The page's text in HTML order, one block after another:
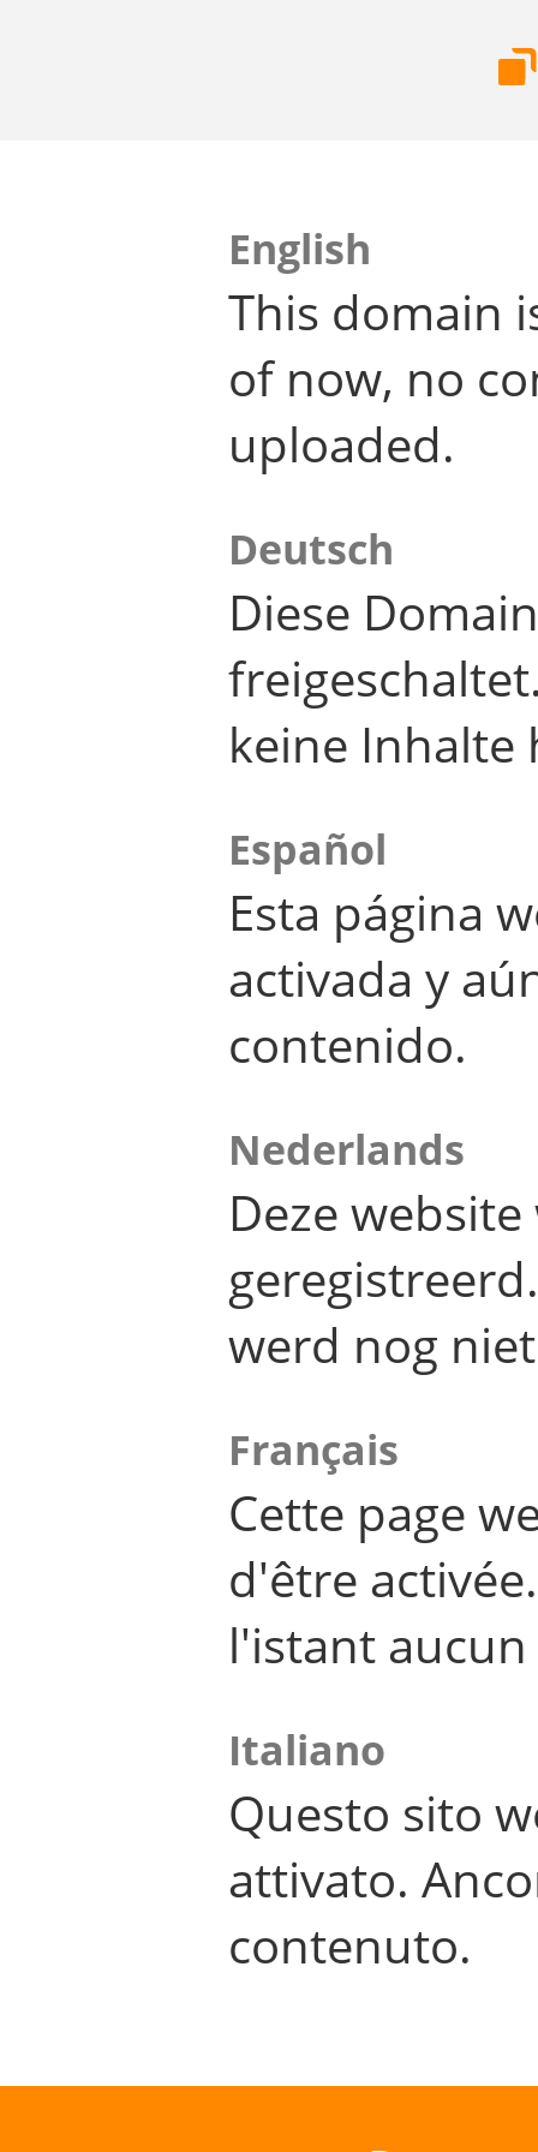
English
This domain
of now, no
uploaded.
Deutsch
Diese
keine Inhalte
Español
Esta página
activada y
contenido.
Nederlands
Deze
werd nog
Français
Cette page
d'être
l'istant
Italiano
Questo sito
attivato.
contenuto.